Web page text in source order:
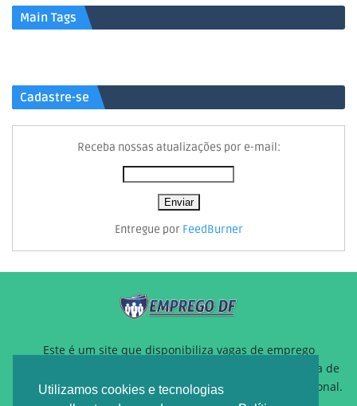
Utilizamos cookies e tecnologias
Main Tags
Cadastre-se
Receba nossas atualizações por e-mail:
Entregue por FeedBurner
Este é um site que disponibiliza vagas de emprego
gratuitamente para auxiliar pessoas que estão a procura de
um novo emprego ou querem reposicionamento profissional.